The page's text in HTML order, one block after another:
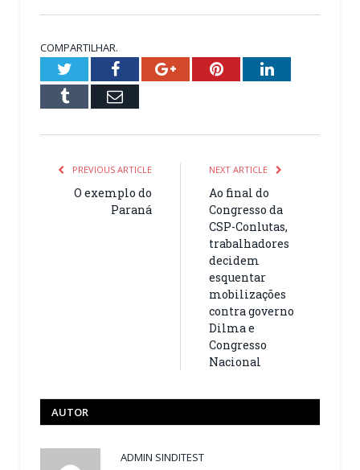
COMPARTILHAR.
TwitterFacebookGoogle+PinterestLinkedIn
Tumblr Email
PREVIOUS ARTICLE
O exemplo do
Paraná
NEXT ARTICLE
Ao final do
Congresso da
CSP-Conlutas,
trabalhadores
decidem
esquentar
mobilizações
contra governo
Dilma e
Congresso
Nacional
AUTOR
ADMIN SINDITEST